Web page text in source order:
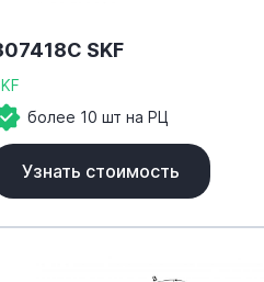
SKF
более 10 шт на РЦ
Узнать стоимость